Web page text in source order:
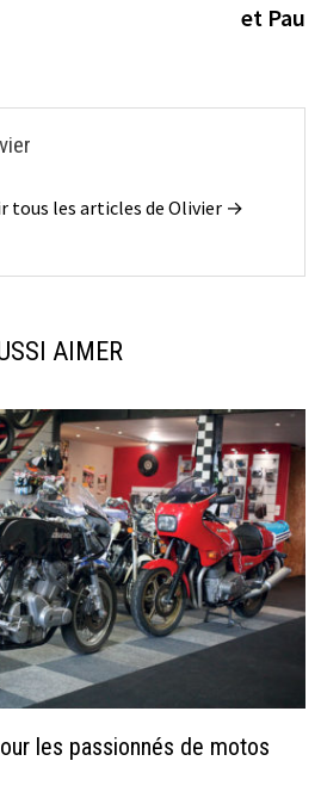
et Pau
tous les articles de Olivier →
AIMER
les passionnés de motos